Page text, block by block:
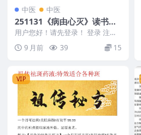
中医 中医
251131《病由心灭》读书研
习课——修心，修行，修言5
7集视频Y
用户您好！请先登录！ 登录 注册
《病由心灭》读书研习课——修
心，修行，修言57...
9 月前 39 15
VIP